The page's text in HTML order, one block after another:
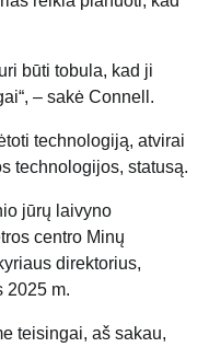
būti tobula, kad ji
– sakė Connell.
technologiją, atvirai
technologijos, statusą.
jūrų laivyno
centro Minų
direktorius,
2025 m.
teisingai, aš sakau,